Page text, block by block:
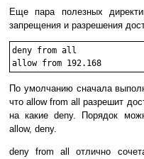
Еще пара полезных
запрещения и разрешения
deny from all
По умолчанию сначала
что allow from all разрешит
на какие deny. Порядок
allow, deny.
deny from all отлично